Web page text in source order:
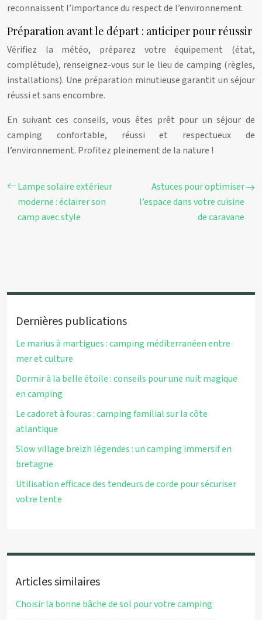
reconnaissent l’importance du respect de l’environnement.
Préparation avant le départ : anticiper pour réussir
Vérifiez la météo, préparez votre équipement (état,
complétude), renseignez-vous sur le lieu de camping (règles,
installations). Une préparation minutieuse garantit un séjour
réussi et sans encombre.
En suivant ces conseils, vous êtes prêt pour un séjour de
camping confortable, réussi et respectueux de
l’environnement. Profitez pleinement de la nature !
Lampe solaire extérieur
moderne : éclairer son
camp avec style
Astuces pour optimiser
l’espace dans votre cuisine
de caravane
Dernières publications
Le marius à martigues : camping méditerranéen entre
mer et culture
Dormir à la belle étoile : conseils pour une nuit magique
en camping
Le cadoret à fouras : camping familial sur la côte
atlantique
Slow village breizh légendes : un camping immersif en
bretagne
Utilisation efficace des tendeurs de corde pour sécuriser
votre tente
Articles similaires
Choisir la bonne bâche de sol pour votre camping